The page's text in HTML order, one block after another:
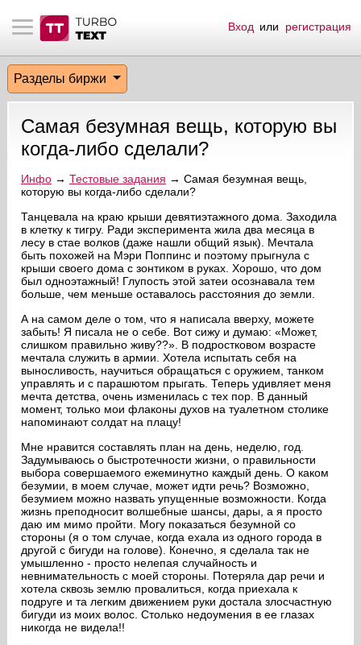
материалы
биржи
эфир
на сайте
пользователей
сообщения
по форуму
Вход или регистрация
Разделы биржи
Самая безумная вещь, которую вы
когда-либо сделали?
Инфо→ Тестовые задания → Самая безумная вещь,
которую вы когда-либо сделали?
Танцевала на краю крыши девятиэтажного дома. Заходила
в клетку к тигру. Ради эксперимента жила два месяца в
лесу в стае волков (даже нашли общий язык). Мечтала
быть похожей на Мэри Поппинс и поэтому прыгнула с
крыши своего дома с зонтиком в руках. Хорошо, что дом
был одноэтажный! Глупость этой затеи осознавала тем
больше, чем меньше оставалось расстояния до земли.
А на самом деле о том, что я написала вверху, можете
забыть! Я писала не о себе. Вот сижу и думаю: «Может,
слишком правильно живу??». В подростковом возрасте
мечтала служить в армии. Хотела испытать себя на
выносливость, научиться обращаться с оружием, танком
управлять и с парашютом прыгать. Теперь удивляет меня
мечта детства, очень изменилась с тех пор. В данный
момент, только мои флаконы духов на туалетном столике
напоминают солдат на плацу!
Мне нравится составлять план на день, неделю, год.
Задумываюсь о быстротечности жизни, о правильности
выбора совершаемого ежеминутно каждый день. О каком
безумии, в моем случае, может идти речь? Возможно,
безумием можно назвать упущенные возможности. Когда
жизнь преподносит волшебные шансы, дары, а я просто
даю им мимо пройти. Могу показаться безумной со
стороны (я о том случае, когда ехала из одного города в
другой с бигуди на голове). Конечно, я сделала так не
умышленно - просто нелепая случайность и
невнимательность с моей стороны. Потеряла дар речи и
хотела сквозь землю провалиться, когда приехала к
подруге и та легким движением руки достала злосчастную
бигуди из моих волос. Столько недоумения в ее глазах
никогда не видела!!